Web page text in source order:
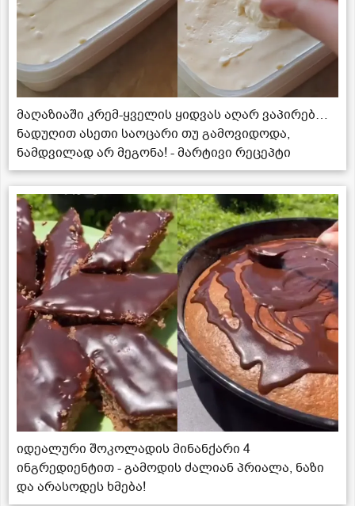
მაღაზიაში კრემ-ყველის ყიდვას აღარ ვაპირებ…
ნადუღით ასეთი საოცარი თუ გამოვიდოდა,
ნამდვილად არ მეგონა! - მარტივი რეცეპტი
იდეალური შოკოლადის მინანქარი 4
ინგრედიენტით - გამოდის ძალიან პრიალა, ნაზი
და არასოდეს ხმება!